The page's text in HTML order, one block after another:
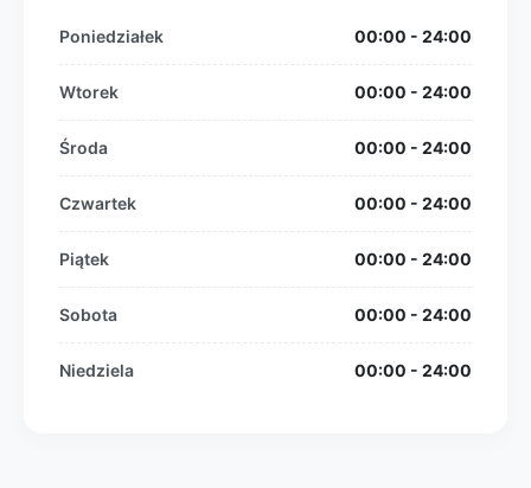
Poniedziałek 00:00 - 24:00
Wtorek 00:00 - 24:00
Środa 00:00 - 24:00
Czwartek 00:00 - 24:00
Piątek 00:00 - 24:00
Sobota 00:00 - 24:00
Niedziela 00:00 - 24:00